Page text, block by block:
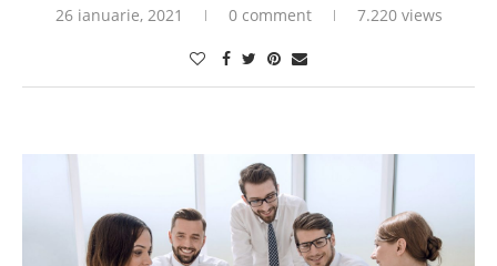
26 ianuarie, 2021 0 comment 7.220 views